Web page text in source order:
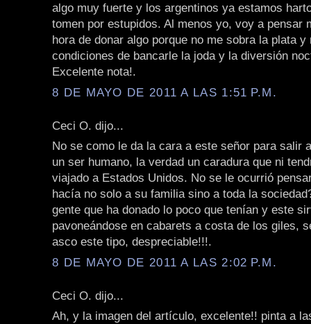
algo muy fuerte y los argentinos ya estamos
tomen por estupidos. Al menos yo, voy a pensar
hora de donar algo porque no me sobra la plata y
condiciones de bancarle la joda y la diversión
Excelente nota!.
8 DE MAYO DE 2011 A LAS 1:51 P.M.
Ceci O. dijo...
No se como le da la cara a este señor para salir
un ser humano, la verdad un caradura que ni
viajado a Estados Unidos. No se le ocurrió
hacía no solo a su familia sino a toda la
gente que ha donado lo poco que tenían y este
pavoneándose en cabarets a costa de los giles,
asco este tipo, despreciable!!!.
8 DE MAYO DE 2011 A LAS 2:02 P.M.
Ceci O. dijo...
Ah, y la imagen del artículo, excelente!! pinta a